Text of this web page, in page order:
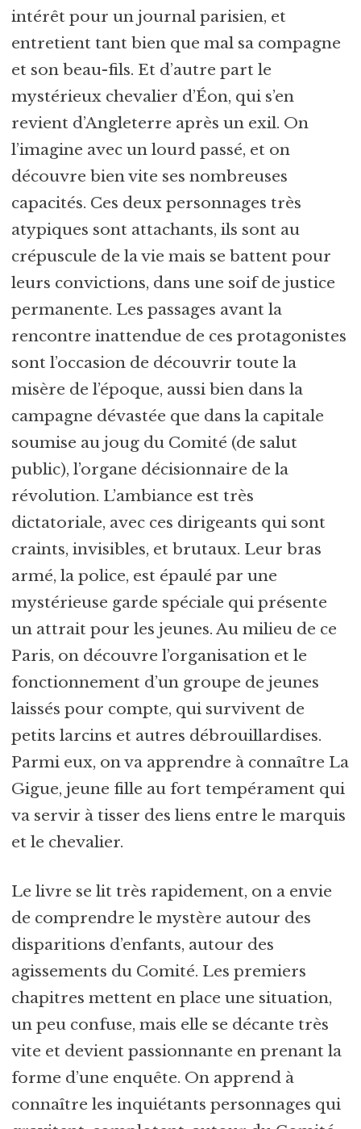
intérêt pour un journal parisien, et
entretient tant bien que mal sa compagne
et son beau-fils. Et d’autre part le
mystérieux chevalier d’Éon, qui s’en
revient d’Angleterre après un exil. On
l’imagine avec un lourd passé, et on
découvre bien vite ses nombreuses
capacités. Ces deux personnages très
atypiques sont attachants, ils sont au
crépuscule de la vie mais se battent pour
leurs convictions, dans une soif de justice
permanente. Les passages avant la
rencontre inattendue de ces protagonistes
sont l’occasion de découvrir toute la
misère de l’époque, aussi bien dans la
campagne dévastée que dans la capitale
soumise au joug du Comité (de salut
public), l’organe décisionnaire de la
révolution. L’ambiance est très
dictatoriale, avec ces dirigeants qui sont
craints, invisibles, et brutaux. Leur bras
armé, la police, est épaulé par une
mystérieuse garde spéciale qui présente
un attrait pour les jeunes. Au milieu de ce
Paris, on découvre l’organisation et le
fonctionnement d’un groupe de jeunes
laissés pour compte, qui survivent de
petits larcins et autres débrouillardises.
Parmi eux, on va apprendre à connaître La
Gigue, jeune fille au fort tempérament qui
va servir à tisser des liens entre le marquis
et le chevalier.
Le livre se lit très rapidement, on a envie
de comprendre le mystère autour des
disparitions d’enfants, autour des
agissements du Comité. Les premiers
chapitres mettent en place une situation,
un peu confuse, mais elle se décante très
vite et devient passionnante en prenant la
forme d’une enquête. On apprend à
connaître les inquiétants personnages qui